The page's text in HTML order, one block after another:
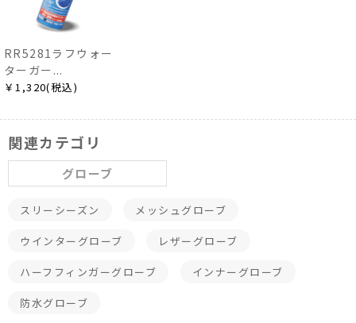
RR5281ラフウォー
ターガー...
￥1,320(税込)
関連カテゴリ
グローブ
スリーシーズン メッシュグローブ
ウインターグローブ レザーグローブ
ハーフフィンガーグローブ インナーグローブ
防水グローブ